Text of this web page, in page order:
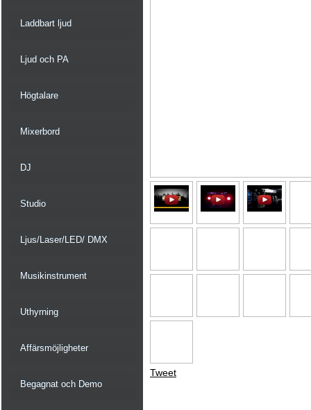
Laddbart ljud
Ljud och PA
Högtalare
Mixerbord
DJ
Studio
Ljus/Laser/LED/ DMX
Musikinstrument
Uthyrning
Affärsmöjligheter
Begagnat och Demo
Tweet